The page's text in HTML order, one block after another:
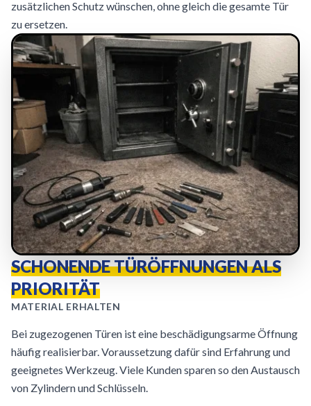
zusätzlichen Schutz wünschen, ohne gleich die gesamte Tür
zu ersetzen.
SCHONENDE TÜRÖFFNUNGEN ALS
PRIORITÄT
MATERIAL ERHALTEN
Bei zugezogenen Türen ist eine beschädigungsarme Öffnung
häufig realisierbar. Voraussetzung dafür sind Erfahrung und
geeignetes Werkzeug. Viele Kunden sparen so den Austausch
von Zylindern und Schlüsseln.